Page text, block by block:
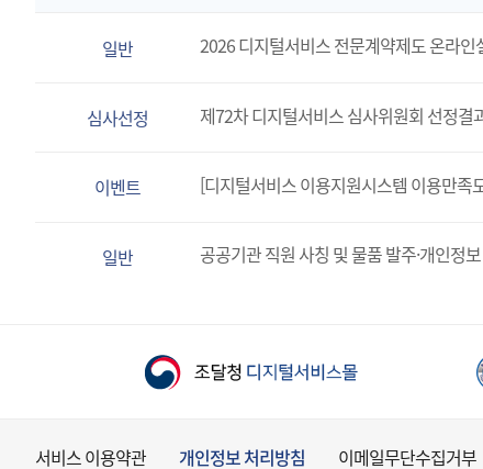
일반 2026 디지털서비스 전문계약제도 온라인
심사선정 제72차 디지털서비스 심사위원회 선정결
이벤트 [디지털서비스 이용지원시스템 이용만족
일반 공공기관 직원 사칭 및 물품 발주·개인정
서비스 이용약관 개인정보 처리방침 이메일무단수집거부